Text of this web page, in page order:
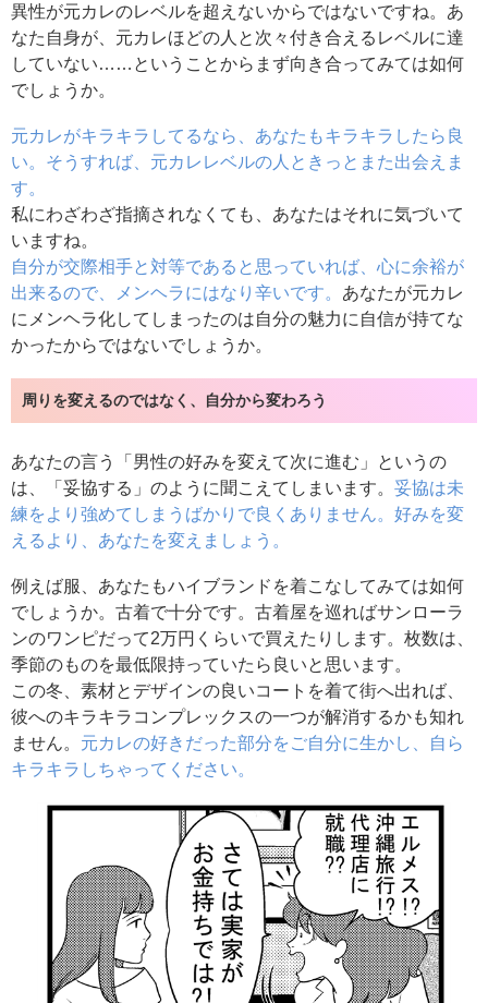
異性が元カレのレベルを超えないからではないですね。あ
なた自身が、元カレほどの人と次々付き合えるレベルに達
していない……ということからまず向き合ってみては如何
でしょうか。
元カレがキラキラしてるなら、あなたもキラキラしたら良
い。そうすれば、元カレレベルの人ときっとまた出会えま
す。
私にわざわざ指摘されなくても、あなたはそれに気づいて
いますね。
自分が交際相手と対等であると思っていれば、心に余裕が
出来るので、メンヘラにはなり辛いです。 あなたが元カレ
にメンヘラ化してしまったのは自分の魅力に自信が持てな
かったからではないでしょうか。
周りを変えるのではなく、自分から変わろう
あなたの言う「男性の好みを変えて次に進む」というの
は、「妥協する」のように聞こえてしまいます。 妥協は未
練をより強めてしまうばかりで良くありません。好みを変
えるより、あなたを変えましょう。
例えば服、あなたもハイブランドを着こなしてみては如何
でしょうか。古着で十分です。古着屋を巡ればサンローラ
ンのワンピだって2万円くらいで買えたりします。枚数は、
季節のものを最低限持っていたら良いと思います。
この冬、素材とデザインの良いコートを着て街へ出れば、
彼へのキラキラコンプレックスの一つが解消するかも知れ
ません。 元カレの好きだった部分をご自分に生かし、自ら
キラキラしちゃってください。